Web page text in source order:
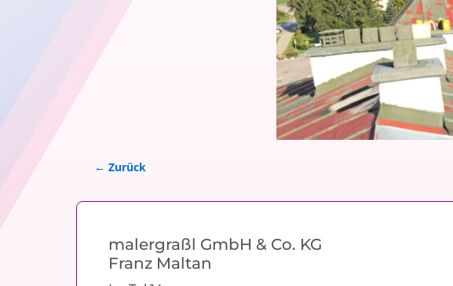
← Zurück
malergraßl GmbH & Co. KG
Franz Maltan